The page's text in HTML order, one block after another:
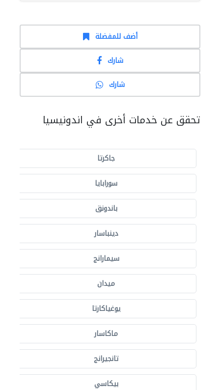
أضف للمفضلة
شارك
شارك
تحقق عن خدمات أخرى في اندونيسيا
جاكرتا
سورابايا
باندونق
دينباسار
سيمارانج
ميدان
يوغياكارتا
ماكاسار
تانجيرانج
بيكاسي